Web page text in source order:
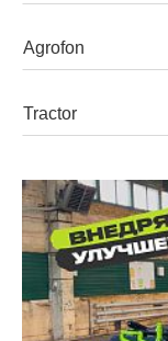
Mehrzweckgeräte
Geräteträger